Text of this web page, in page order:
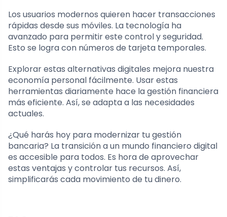
Los usuarios modernos quieren hacer transacciones
rápidas desde sus móviles. La tecnología ha
avanzado para permitir este control y seguridad.
Esto se logra con números de tarjeta temporales.
Explorar estas alternativas digitales mejora nuestra
economía personal fácilmente. Usar estas
herramientas diariamente hace la gestión financiera
más eficiente. Así, se adapta a las necesidades
actuales.
¿Qué harás hoy para modernizar tu gestión
bancaria? La transición a un mundo financiero digital
es accesible para todos. Es hora de aprovechar
estas ventajas y controlar tus recursos. Así,
simplificarás cada movimiento de tu dinero.